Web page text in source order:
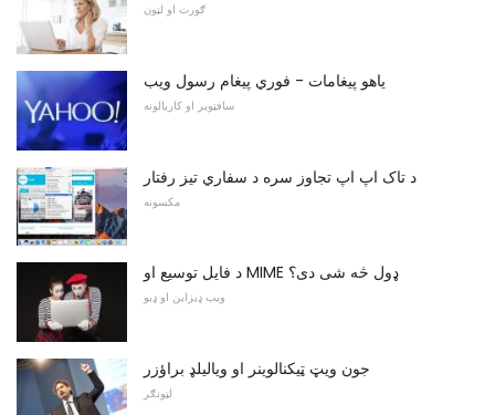
ګورت او لټون
یاهو پیغامات - فوري پیغام رسول ویب
سافټویر او کاریالونه
د تاک اپ اپ تجاوز سره د سفاري تیز رفتار
مکسونه
د فایل توسیع او MIME ډول څه شی دی؟
ویب ډیزاین او ډیو
جون ویټ ټیکنالوینر او ویالیلډ براؤزر
لټونګر